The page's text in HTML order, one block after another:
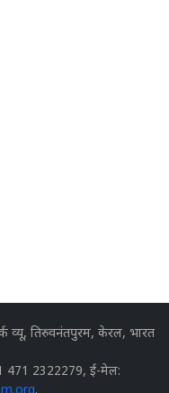
व्यू, तिरुवनंतपुरम, केरल, भारत
471 2322279, ई-मेल: